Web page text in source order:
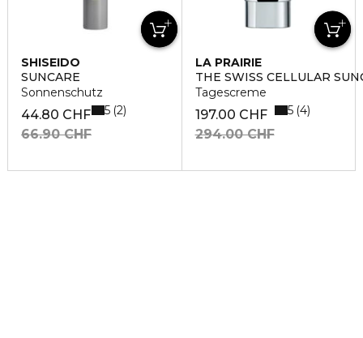
SHISEIDO
SUNCARE
Sonnenschutz
44.80 CHF
66.90 CHF
5 2
LA PRAIRIE
THE SWISS CELLULAR
Tagescreme
197.00 CHF
294.00 CHF
5 4